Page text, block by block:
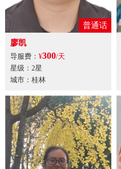
普通话
廖凯
导服费： ¥300/天
星级：2星
城市：桂林